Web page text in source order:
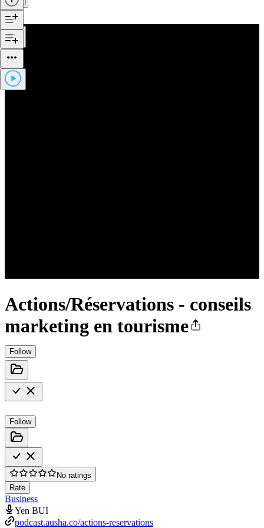
Actions/Réservations - conseils
marketing en tourisme
Follow
Follow
No ratings
Rate
Business
Yen BUI
podcast.ausha.co/actions-reservations